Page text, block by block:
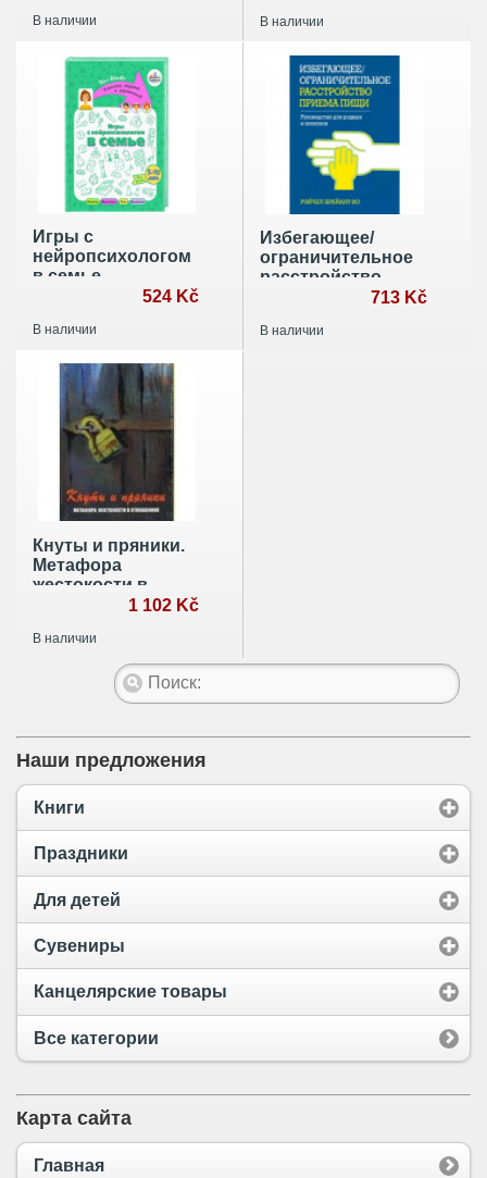
В наличии В наличии
Игры с
нейропсихологом
в семье
524 Kč
В наличии
Избегающее/
ограничительное
расстройство
приема пищи.
родных и
713 Kč
В наличии
Кнуты и пряники.
Метафора
жестокости в
отношениях1 102 Kč
В наличии
Наши предложения
Книги
Праздники
Для детей
Сувениры
Канцелярские товары
Все категории
Карта сайта
Главная